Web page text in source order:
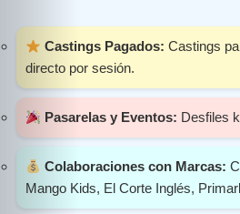
Casting
Sabritas
Casting
HolliKids
Castings Pagados: Castings
directo por sesión.
Pasarelas y Eventos: Desfiles
Colaboraciones con Marcas:
Mango Kids, El Corte Inglés,